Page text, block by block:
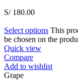
S/180.00
Select options This
be chosen on the
Quick view
Compare
Add to wishlist
Grape